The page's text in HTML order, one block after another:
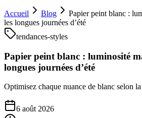
Accueil Blog
Papier peint blanc :
les longues journées d’été
tendances-styles
Papier peint blanc : luminosité
longues journées d’été
Optimisez chaque nuance de blanc selon
6 août 2026